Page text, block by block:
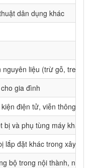
dân dụng khác
nguyên liệu (trừ gỗ, tre,
gia đình
điện tử, viễn thông
và phụ tùng máy khác
lắp đặt khác trong xây dựng
bộ trong nội thành, ngoại